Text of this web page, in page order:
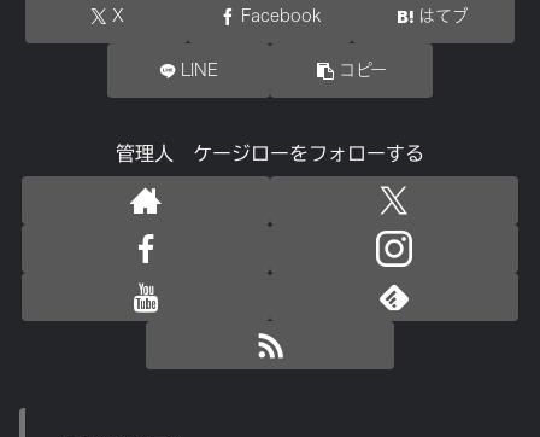
X Facebook はてブ
LINE コピー
管理人 ケージローをフォローする